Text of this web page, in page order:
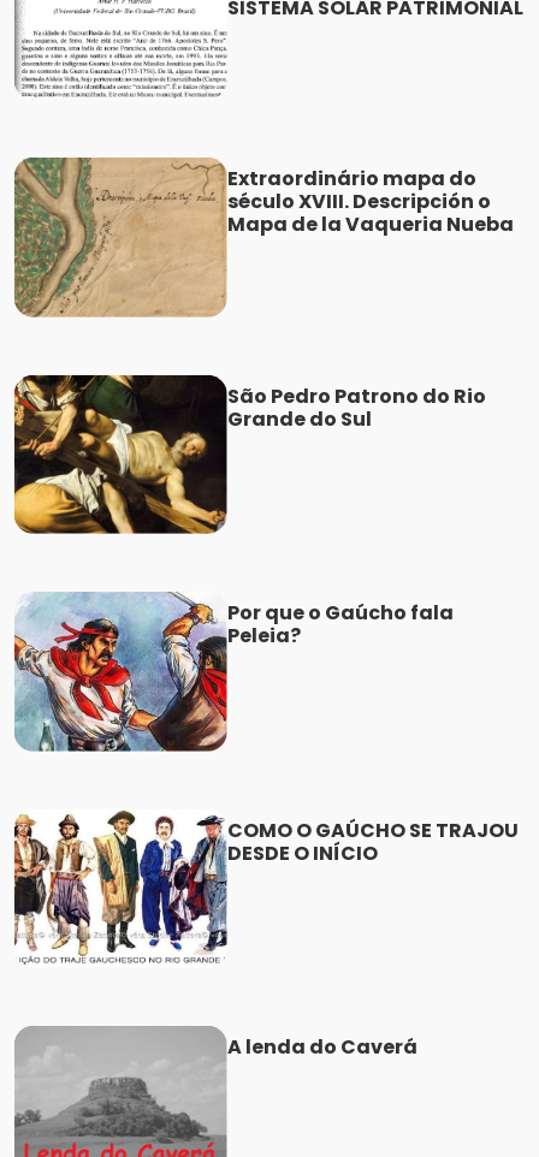
SISTEMA SOLÁR PATRIMONIAL
Extraordinário mapa do
século XVIII. Descripción o
Mapa de la Vaqueria Nueba
São Pedro Patrono do Rio
Grande do Sul
Por que o Gaúcho fala
Peleia?
COMO O GAÚCHO SE TRAJOU
DESDE O INÍCIO
A lenda do Caverá